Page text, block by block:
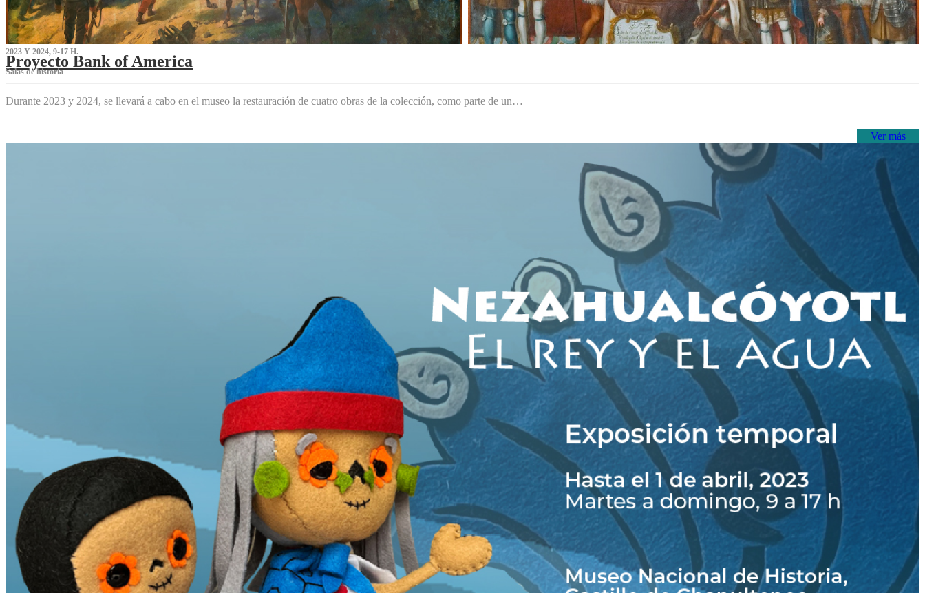
2023 Y 2024, 9-17 H.
Proyecto Bank of America
S‌alas de historia
Durante 2023 y 2024, se llevará a cabo en el museo la restauración de cuatro obras de la colección, como parte de un…
Ver más